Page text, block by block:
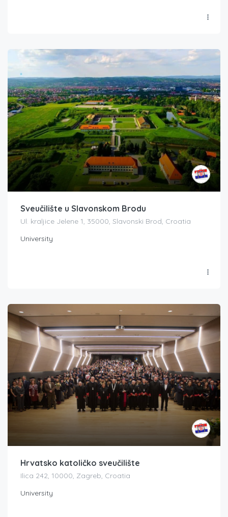
Sveučilište u Slavonskom Brodu
Ul. kraljice Jelene 1, 35000, Slavonski Brod, Croatia
University
Hrvatsko katoličko sveučilište
Ilica 242, 10000, Zagreb, Croatia
University